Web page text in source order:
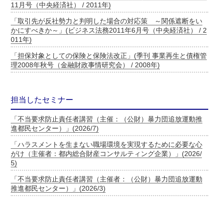
11月号（中央経済社） / 2011年)
「取引先が反社勢力と判明した場合の対応策 ～関係遮断をい
かにすべきか～」(ビジネス法務2011年6月号（中央経済社） / 2
011年)
「担保対象としての保険と保険法改正」(季刊 事業再生と債権管
理2008年秋号（金融財政事情研究会） / 2008年)
担当したセミナー
「不当要求防止責任者講習（主催：（公財）暴力団追放運動推
進都民センター）」(2026/7)
「ハラスメントを生まない職場環境を実現するために必要な心
がけ（主催者：都内総合財産コンサルティング企業）」(2026/
5)
「不当要求防止責任者講習（主催者：（公財）暴力団追放運動
推進都民センター）」(2026/3)